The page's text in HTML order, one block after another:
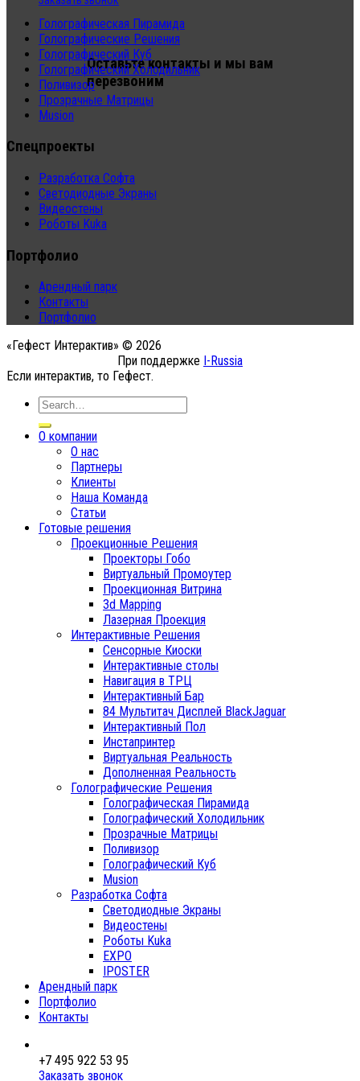
Оставьте контакты и мы вам
перезвоним
Голографическая Пирамида
Голографические Решения
Голографический Куб
Голографический Холодильник
Поливизор
Прозрачные Матрицы
Musion
Спецпроекты
Разработка Софта
Светодиодные Экраны
Видеостены
Роботы Kuka
Портфолио
Арендный парк
Контакты
Портфолио
«Гефест Интерактив» © 2026
При поддержке I-Russia
Если интерактив, то Гефест.
О компании
О нас
Партнеры
Клиенты
Наша Команда
Статьи
Готовые решения
Проекционные Решения
Проекторы Гобо
Виртуальный Промоутер
Проекционная Витрина
3d Mapping
Лазерная Проекция
Интерактивные Решения
Сенсорные Киоски
Интерактивные столы
Навигация в ТРЦ
Интерактивный Бар
84 Мультитач Дисплей BlackJaguar
Интерактивный Пол
Инстапринтер
Виртуальная Реальность
Дополненная Реальность
Голографические Решения
Голографическая Пирамида
Голографический Холодильник
Прозрачные Матрицы
Поливизор
Голографический Куб
Musion
Разработка Софта
Светодиодные Экраны
Видеостены
Роботы Kuka
EXPO
IPOSTER
Арендный парк
Портфолио
Контакты
+7 495 922 53 95
Заказать звонок